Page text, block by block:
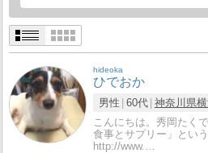
hideoka
ひでおか
男性 60代 神奈川県
こんにちは。秀岡たく
食事とサプリー」とい
http://www.…